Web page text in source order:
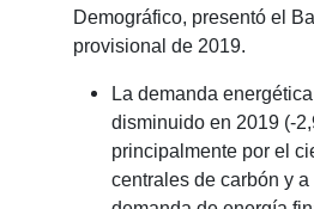
Demográfico, presentó el
provisional de 2019.
La demanda
disminuido en 2019 (-
principalmente por el
centrales de carbón y